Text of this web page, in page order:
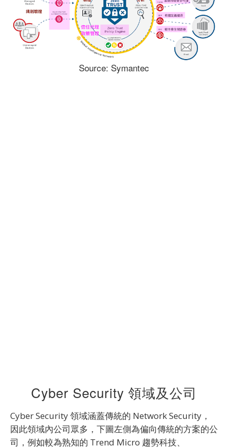
Source: Symantec
Cyber Security 領域及公司
Cyber Security 領域涵蓋傳統的 Network Security，
因此領域內公司眾多，下圖左側為偏向傳統的方案的公
司，例如較為熟知的 Trend Micro 趨勢科技、